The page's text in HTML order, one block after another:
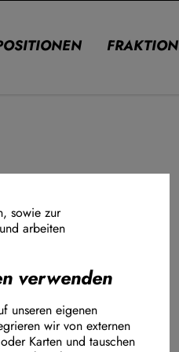
FRAKTION
hat
Thema
sowie zur
arbeiten
verwenden
unseren eigenen
wir von externen
Karten und tauschen
Connect